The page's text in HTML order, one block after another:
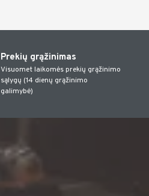
Prekių grąžinimas
Visuomet laikomės prekių grąžinimo
sąlygų (14 dienų grąžinimo
galimybė)